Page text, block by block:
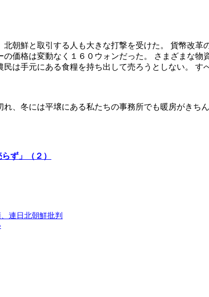
北朝鮮と取引する人も大きな打撃を受けた。 貨幣改
価格は変動なく１６０ウォンだった。 さまざまな
は手元にある食糧を持ち出して売ろうとしない。 す
れ、冬には平壌にある私たちの事務所でも暖房がき
ず」（２）
連日北朝鮮批判